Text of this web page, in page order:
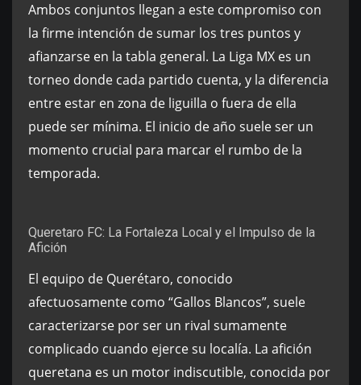
Ambos conjuntos llegan a este compromiso con
la firme intención de sumar los tres puntos y
afianzarse en la tabla general. La Liga MX es un
torneo donde cada partido cuenta, y la diferencia
entre estar en zona de liguilla o fuera de ella
puede ser mínima. El inicio de año suele ser un
momento crucial para marcar el rumbo de la
temporada.
Queretaro FC: La Fortaleza Local y el Impulso de la
Afición
El equipo de Querétaro, conocido
afectuosamente como “Gallos Blancos”, suele
caracterizarse por ser un rival sumamente
complicado cuando ejerce su localía. La afición
queretana es un motor indiscutible, conocida por